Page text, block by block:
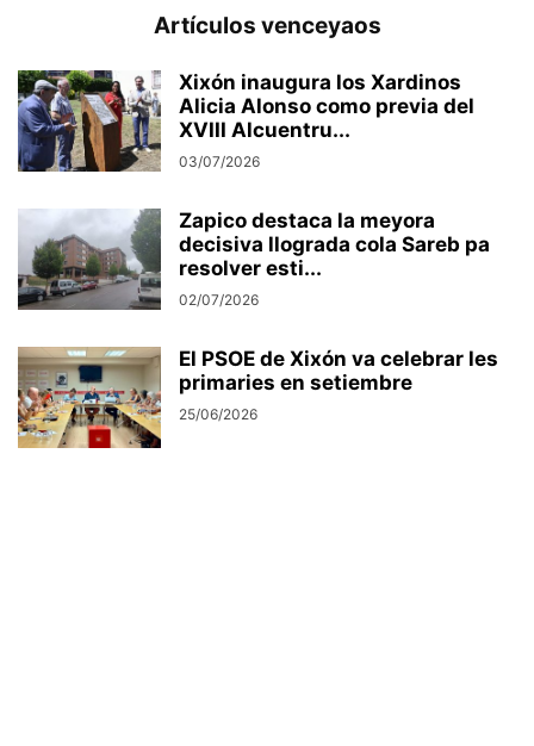
Artículos venceyaos
Xixón inaugura los Xardinos
Alicia Alonso como previa del
XVIII Alcuentru...
03/07/2026
Zapico destaca la meyora
decisiva llograda cola Sareb pa
resolver esti...
02/07/2026
El PSOE de Xixón va celebrar les
primaries en setiembre
25/06/2026